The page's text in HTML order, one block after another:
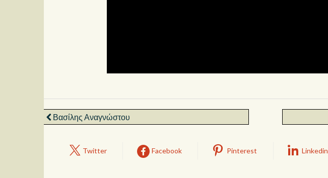
Βασίλης Αναγνώστου
Twitter Facebook Pinterest Linkedin